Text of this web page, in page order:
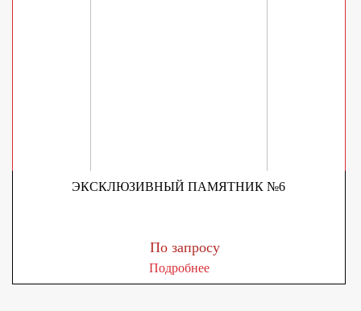
ЭКСКЛЮЗИВНЫЙ ПАМЯТНИК №6
По запросу
Подробнее